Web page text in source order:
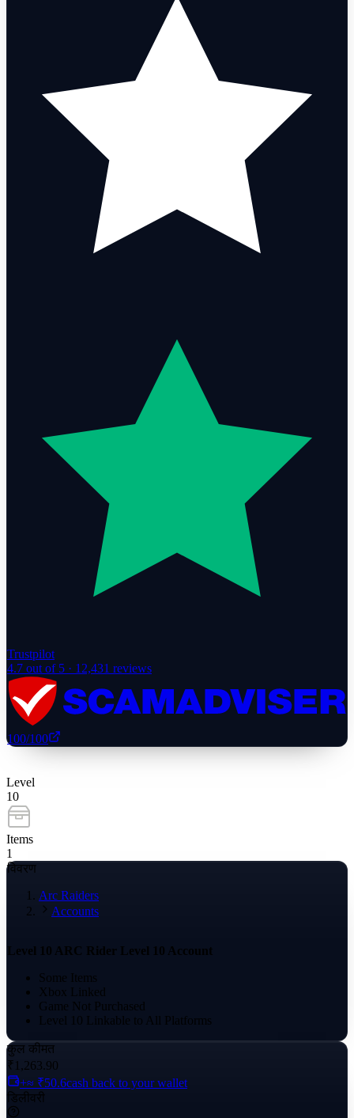
Trustpilot
4.7 out of 5 · 12,431 reviews
100/100
Level
10
Items
1
विवरण
Arc Raiders
Accounts
Level 10 ARC Rider Level 10 Account
Some Items
Xbox Linked
Game Not Purchased
Level 10 Linkable to All Platforms
कुल कीमत
₹1,263.90
+≈ ₹50.6cash back to your wallet
डिलीवरी